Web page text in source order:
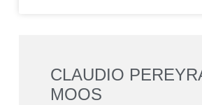
CLAUDIO
MOOS